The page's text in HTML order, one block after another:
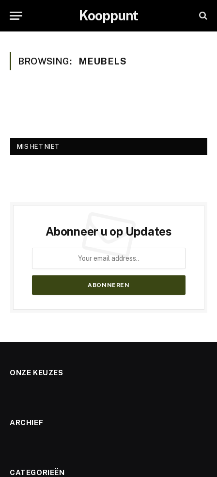
Kooppunt
BROWSING: MEUBELS
MIS HET NIET
Abonneer u op Updates
ONZE KEUZES
ARCHIEF
CATEGORIEËN